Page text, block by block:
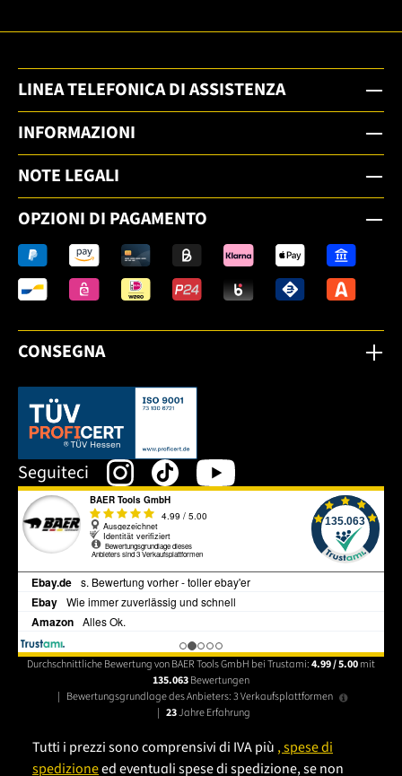
LINEA TELEFONICA DI ASSISTENZA
INFORMAZIONI
NOTE LEGALI
OPZIONI DI PAGAMENTO
CONSEGNA
Dieser Link öffnet sich in einem neuen Tab.
Seguiteci
Durchschnittliche Bewertung von BAER Tools GmbH bei Trustami:4.99 / 5.00mit
135.063Bewertungen
| Bewertungsgrundlage des Anbieters: 3 Verkaufsplattformen
| 23Jahre Erfahrung
Tutti i prezzi sono comprensivi di IVA più , spese di
spedizioneed eventuali spese di spedizione, se non